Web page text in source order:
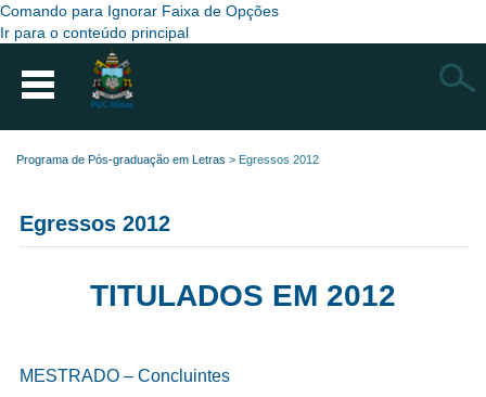
Comando para Ignorar Faixa de Opções
Ir para o conteúdo principal
Programa de Pós-graduação em Letras > Egressos 2012
Egressos 2012
TITULADOS EM 2012
MESTRADO – Concluintes